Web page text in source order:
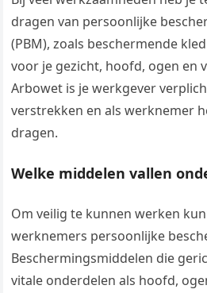
dragen van persoonlijke
(PBM), zoals beschermende
voor je gezicht, hoofd, ogen en
Arbowet is je werkgever
verstrekken en als werknemer
dragen.
Welke middelen vallen
Om veilig te kunnen werken
werknemers persoonlijke
Beschermingsmiddelen die
vitale onderdelen als hoofd,